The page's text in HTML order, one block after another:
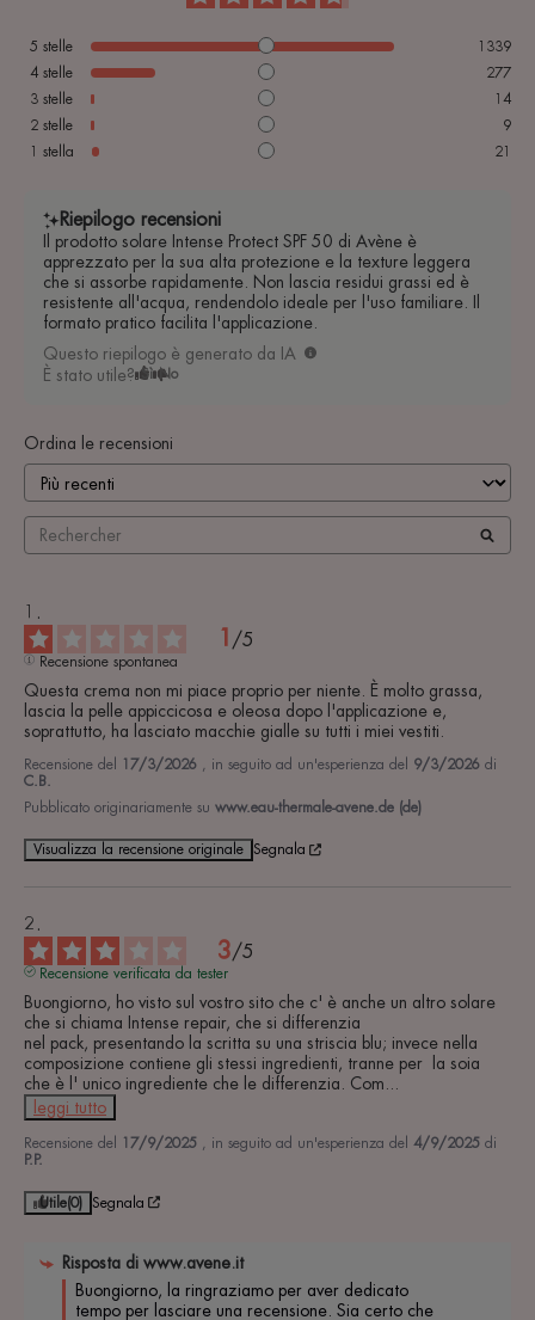
5 stelle
1339
4 stelle
277
3 stelle
14
2 stelle
9
stella 21
Riepilogo recensioni
Il prodotto solare Intense Protect SPF 50 di Avène è
apprezzato per la sua alta protezione e la texture leggera
che si assorbe rapidamente. Non lascia residui grassi ed è
resistente all'acqua, rendendolo ideale per l'uso familiare. Il
formato pratico facilita l'applicazione.
Questo riepilogo è generato da IA
È stato utile?
Sì No
Ordina le recensioni
1 /5
Recensione spontanea
Questa crema non mi piace proprio per niente. È molto grassa,
lascia la pelle appiccicosa e oleosa dopo l'applicazione e,
soprattutto, ha lasciato macchie gialle su tutti i miei vestiti.
Recensione del 17/3/2026 , in seguito ad un'esperienza del 9/3/2026 di
C.B.
Pubblicato originariamente su www.eau-thermale-avene.de (de)
Visualizza la recensione originale Segnala
3/5
Recensione verificata da tester
Buongiorno, ho visto sul vostro sito che c' è anche un altro solare
che si chiama Intense repair, che si differenzia
nel pack, presentando la scritta su una striscia blu; invece nella
composizione contiene gli stessi ingredienti, tranne per  la soia
che è l' unico ingrediente che le differenzia. Com
leggi tutto
Recensione del 17/9/2025 , in seguito ad un'esperienza del 4/9/2025 di
P.P.
Utile(0) Segnala
Risposta di www.avene.it
Buongiorno, la ringraziamo per aver dedicato
tempo per lasciare una recensione. Sia certo che